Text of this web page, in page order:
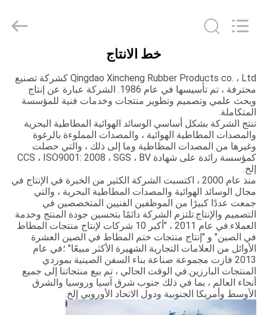
منتجات
عرض
الواقع
الافتراضي
معلومات
عنا
جولة
في
Rubber
Products
خط الانتاج
Qingdao Xincheng Rubber Products co. ، Ltd كشركة تصنيع
محترفة ، تم تأسيسها في عام 1986. الشركة عبارة عن إنتاج
وبحث علمي وتصميم وتطوير منتجات وخدمات فنية للمؤسسة
المتكاملة.
تنتج الشركة بشكل أساسي الوسائد الهوائية المطاطية البحرية
والمصدات المطاطية الهوائية ، والمصدات المملوءة بالرغوة
وغيرها من المصدات المطاطية وما إلى ذلك ، والتي حصلت
كمؤسسة رائدة على شهادة CCS ، ISO9001: 2008 ، SGS ، BV
إلخ.
منذ عام 2000 ، اكتسبت الشركة الكثير من الخبرة في الإنتاج في
مجال الوسائد الهوائية والمصدات المطاطية البحرية ، والتي
جمعت عددًا كبيرًا من الموظفين الفنيين المتخصصين في
التصميم والإنتاج.تلتزم الشركة دائمًا بتحسين جودة المنتج وخدمة
العملاء.في عام 2011 ، "أكبر 10 شركات لإنتاج منتجات المطاط
في الصين" و "إنتاج منتجات ختم المطاط في الصين العشرة
الأوائل من العلامات التجارية الشهيرة الأكثر مبيعًا" ؛في عام
2013 فازت مجموعة صناعة بناء السفن الصينية بموردي
المنتجات البارزين.في الوقت الحالي ، تم بيع منتجاتنا إلى جميع
أنحاء العالم ، بما في ذلك جنوب شرق آسيا وروسيا والشرق
الأوسط وأمريكا الجنوبية ودول الاتحاد الأوروبي إلخ.